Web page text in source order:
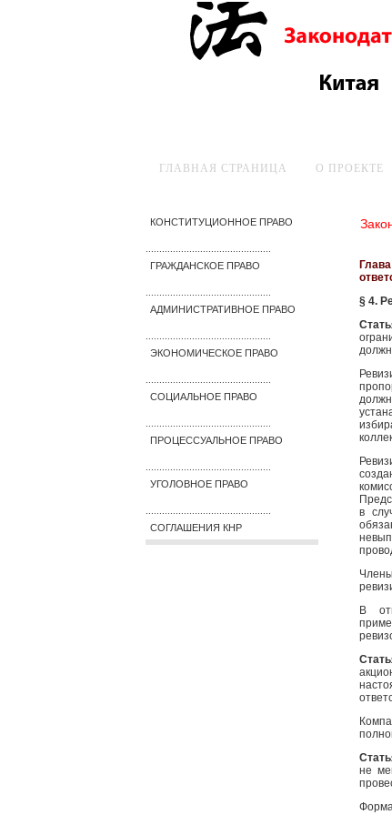
ГЛАВНАЯ СТРАНИЦА О ПРОЕКТЕ
КОНСТИТУЦИОННОЕ ПРАВО
ГРАЖДАНСКОЕ ПРАВО
АДМИНИСТРАТИВНОЕ ПРАВО
ЭКОНОМИЧЕСКОЕ ПРАВО
СОЦИАЛЬНОЕ ПРАВО
ПРОЦЕССУАЛЬНОЕ ПРАВО
УГОЛОВНОЕ ПРАВО
СОГЛАШЕНИЯ КНР
§ 4.
в
В
не